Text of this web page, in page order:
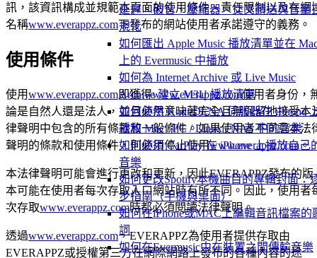
延遲、破音、壓縮器、交叉饋送與音量
規化
如何匯出 Apple Music 播放清單並在
上的 Evermusic 中播放
如何為 Internet Archive 或 Live Music
Archive 建立 M3U 播放清單
如何使用 Kodi DLNA 伺服器在 iPhone
播放 Mac / PC / Linux / NAS 中的音樂
如何使用 CarPlay 在 iPhone 上播放自己
音樂
如何更改Spotify本機曲目的專輯封面：
步指南（手機與桌面）
如何在iPhone或MAC上編輯音訊檔案的
詞
如何在Evermusic中在裝置之間傳輸音樂
訊，該資訊構成並規範本頁面的使用條件、責任限制以及在網
名稱www.everappz.com下發布的網站使用者承諾遵守的義務。
使用條件
使用www.everappz.com即獲得www.everappz.com使用者身份，
論是自然人還是法人，並且必然意味著完全且無保留地接受本
律聲明中包含的所有條款和一般條件。如果使用者不同意本法
聲明的條款和使用條件，則必須停止使用www.everappz.com。
本法律聲明可能會進行更改和更新，因此EVERAPPZ發布的版
本可能在使用者每次存取入口網站時有所不同。因此，使用者
次存取www.everappz.com時都必須閱讀法律聲明。
透過www.everappz.com，EVERAPPZ為使用者提供存取由
EVERAPPZ或授權第三方在網際網路上發布的各種內容的途